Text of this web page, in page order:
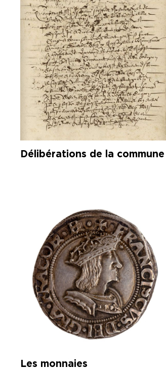
Délibérations de la commune
Les monnaies